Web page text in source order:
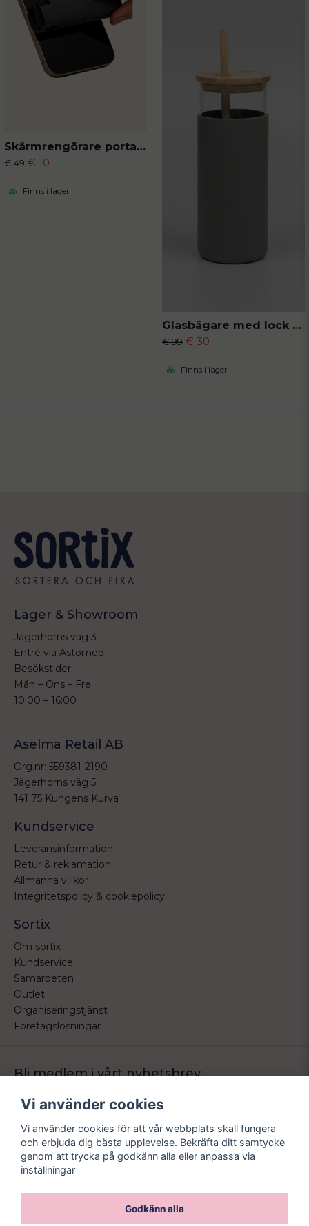
Skärmrengörare portabel
€ 49 € 10
Finns i lager
Glasbägare med lock och sugrör
€ 99 € 30
Finns i lager
Lager & Showroom
Jägerhorns väg 3
Entré via Astomed
Besökstider:
Mån – Ons – Fre
10:00 – 16:00
Aselma Retail AB
Org.nr: 559381-2190
Jägerhorns väg 5
141 75 Kungens Kurva
Kundservice
Leveransinformation
Retur & reklamation
Allmänna villkor
Integritetspolicy & cookiepolicy
Sortix
Om sortix
Kundservice
Samarbeten
Outlet
Organiseringstjänst
Företagslösningar
Bli medlem i vårt nyhetsbrev
email
Mejladress Skicka
erbjudande.
Vi använder cookies
Vi använder cookies för att vår webbplats skall fungera
och erbjuda dig bästa upplevelse. Bekräfta ditt samtycke
genom att trycka på godkänn alla eller anpassa via
inställningar
Godkänn alla